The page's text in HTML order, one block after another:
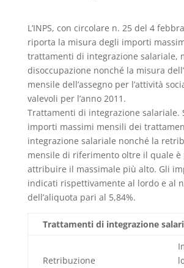
L’INPS, con circolare n. 25 del 4
riporta la misura degli importi
trattamenti di integrazione salariale,
disoccupazione nonché la misura
mensile dell’assegno per l’attività
valevoli per l’anno 2011.
Trattamenti di integrazione salariale.
importi massimi mensili dei
integrazione salariale nonché la
mensile di riferimento oltre il quale è
attribuire il massimale più alto. Gli
indicati rispettivamente al lordo e al
dell’aliquota pari al 5,84%.
Trattamenti di integrazione
Retribuzione